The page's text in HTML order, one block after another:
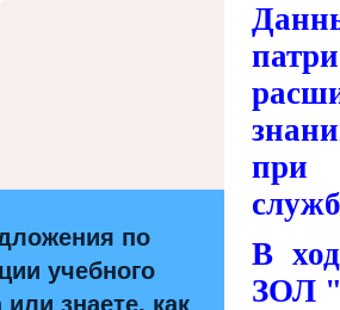
по
учебного
или знаете, как
при
В
ЗОЛ